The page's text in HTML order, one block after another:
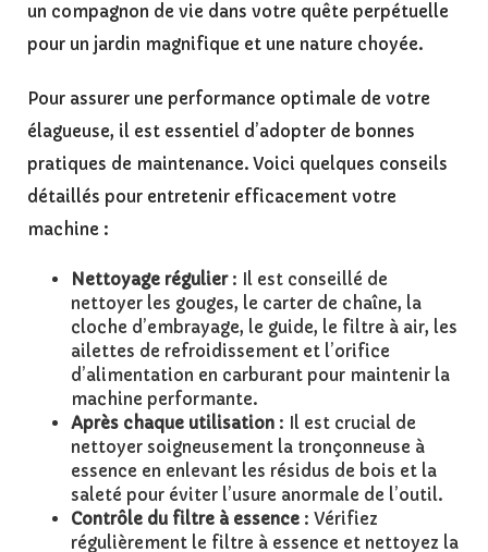
un compagnon de vie dans votre quête perpétuelle
pour un jardin magnifique et une nature choyée.
Pour assurer une performance optimale de votre
élagueuse, il est essentiel d’adopter de bonnes
pratiques de maintenance. Voici quelques conseils
détaillés pour entretenir efficacement votre
machine :
Nettoyage régulier: Il est conseillé de
nettoyer les gouges, le carter de chaîne, la
cloche d’embrayage, le guide, le filtre à air, les
ailettes de refroidissement et l’orifice
d’alimentation en carburant pour maintenir la
machine performante.
Après chaque utilisation : Il est crucial de
nettoyer soigneusement la tronçonneuse à
essence en enlevant les résidus de bois et la
saleté pour éviter l’usure anormale de l’outil.
Contrôle du filtre à essence : Vérifiez
régulièrement le filtre à essence et nettoyez la